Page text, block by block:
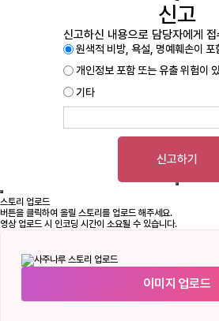
신고
신고하신 내용으로 담당자에게
원색적 비방, 욕설, 명예훼손이 포
개인정보 포함 또는 유출 위험이
기타
신고하기
스토리 업로드
버튼을 클릭하여 올릴 스토리를 업로드 해주세요.
영상 업로드 시 인코딩 시간이 소요될 수 있습니다.
이미지 업로드